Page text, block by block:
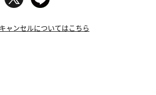
ャンセルについてはこちら